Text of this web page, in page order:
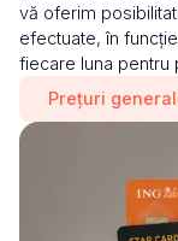
vă oferim
efectuate, în
fiecare luna pentru
Prețuri